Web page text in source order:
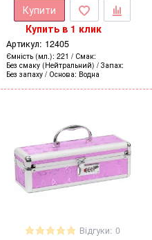
Купити
Купить в 1 клик
Артикул: 12405
Ємність (мл.) 221
Смак
Без смаку (Нейтральний)
Запах
Без запаху
Основа Водна
Відгуки: 0